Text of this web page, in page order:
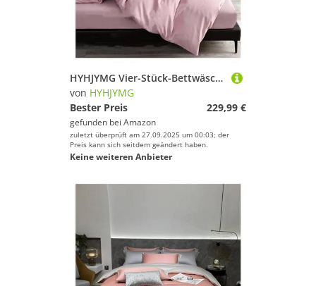
HYHJYMG Vier-Stück-Bettwäsche-Set Vier Teile Set, Bettwäsche EIN-Bett-Blätterblatt Schlafzimmer Bettzug Sets, Twin (Purple-Queen
von HYHJYMG
Bester Preis
229,99 €
gefunden bei Amazon
zuletzt überprüft am 27.09.2025 um 00:03; der
Preis kann sich seitdem geändert haben.
Keine weiteren Anbieter